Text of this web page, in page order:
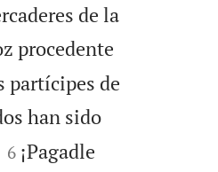
de la
procedente
partícipes de
han sido

6 ¡Pagadle